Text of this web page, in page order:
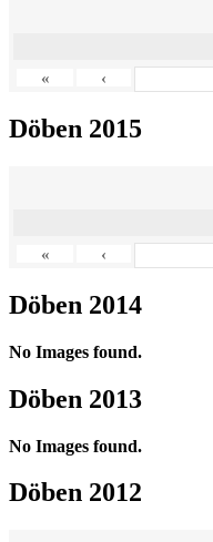
« ‹
Döben 2015
« ‹
Döben 2014
No Images found.
Döben 2013
No Images found.
Döben 2012